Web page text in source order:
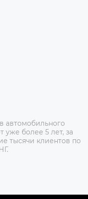
автомобильного
уже более 5 лет, за
тысячи клиентов по